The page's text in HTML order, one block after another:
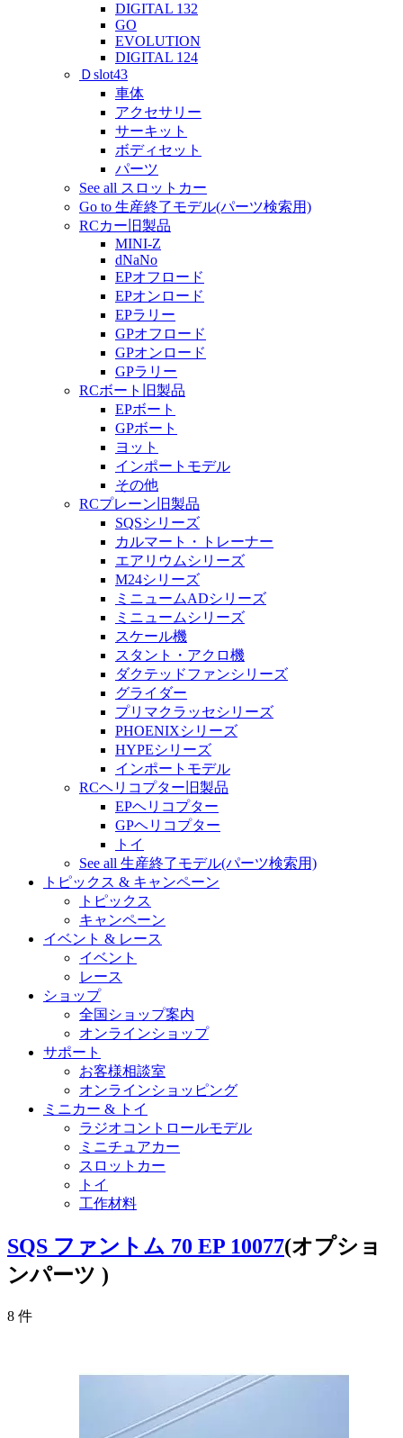
DIGITAL 132
GO
EVOLUTION
DIGITAL 124
Ｄslot43
車体
アクセサリー
サーキット
ボディセット
パーツ
See all スロットカー
Go to 生産終了モデル(パーツ検索用)
RCカー旧製品
MINI-Z
dNaNo
EPオフロード
EPオンロード
EPラリー
GPオフロード
GPオンロード
GPラリー
RCボート旧製品
EPボート
GPボート
ヨット
インポートモデル
その他
RCプレーン旧製品
SQSシリーズ
カルマート・トレーナー
エアリウムシリーズ
M24シリーズ
ミニュームADシリーズ
ミニュームシリーズ
スケール機
スタント・アクロ機
ダクテッドファンシリーズ
グライダー
プリマクラッセシリーズ
PHOENIXシリーズ
HYPEシリーズ
インポートモデル
RCヘリコプター旧製品
EPヘリコプター
GPヘリコプター
トイ
See all 生産終了モデル(パーツ検索用)
トピックス & キャンペーン
トピックス
キャンペーン
イベント & レース
イベント
レース
ショップ
全国ショップ案内
オンラインショップ
サポート
お客様相談室
オンラインショッピング
ミニカー & トイ
ラジオコントロールモデル
ミニチュアカー
スロットカー
トイ
工作材料
SQS ファントム 70 EP 10077(オプショ
ンパーツ )
8 件